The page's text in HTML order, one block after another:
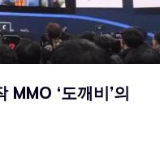
‘도깨비’의